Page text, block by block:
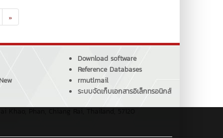
»
Download software
Reference Databases
rmutlmail
ระบบจัดเก็บเอกสารอิเล็กทรอนิกส์